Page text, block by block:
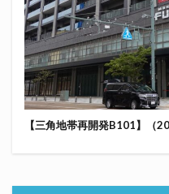
【三角地帯再開発B101】（